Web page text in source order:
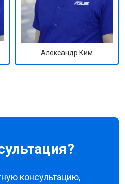
Александр Ким
консультацию,